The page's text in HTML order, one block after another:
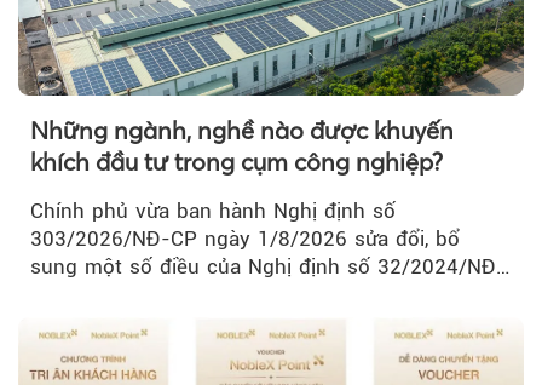
Những ngành, nghề nào được khuyến
khích đầu tư trong cụm công nghiệp?
Chính phủ vừa ban hành Nghị định số
303/2026/NĐ-CP ngày 1/8/2026 sửa đổi, bổ
sung một số điều của Nghị định số 32/2024/NĐ-